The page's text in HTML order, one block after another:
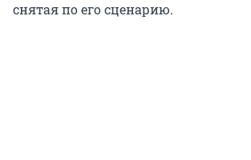
снятая по его сценарию.